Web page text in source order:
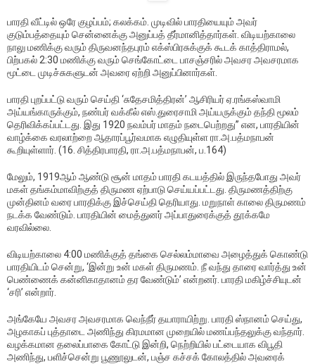
பாரதி வீட்டில் ஒரே குழப்பம்; கலக்கம். முடிவில் பாரதியையும் அவர்
குடும்பத்தையும் சென்னைக்கு அனுப்பத் தீர்மானித்தார்கள். விடியற்காலை
நாலு மணிக்கு வரும் திருவனந்தபுரம் எக்ஸ்பிரசுக்குக் கூடக் காத்திராமல்,
பிற்பகல் 2:30 மணிக்கு வரும் செங்கோட்டை பாசஞ்சரில் அவசர அவசரமாக
மூட்டை முடிச்சுகளுடன் அவரை ஏற்றி அனுப்பினார்கள்.
பாரதி புறப்பட்டு வரும் செய்தி ‘சுதேசமித்திரன்’ ஆசிரியர் ஏ.ரங்கஸ்வாமி
அய்யங்காருக்கும், நண்பர் வக்கீல் எஸ்.துரைசாமி அய்யருக்கும் தந்தி மூலம்
தெரிவிக்கப்பட்டது. இது 1920 நவம்பர் மாதம் நடைபெற்றது’’ என, பாரதியின்
வாழ்க்கை வரலாற்றை ஆதாரப்பூர்வமாக எழுதியுள்ள ரா.அ.பத்மநாபன்
கூறியுள்ளார். (16. சித்திரபாரதி, ரா.அ.பத்மநாபன், ப.164)
மேலும், 1919ஆம் ஆண்டு சூன் மாதம் பாரதி கடயத்தில் இருந்தபோது அவர்
மகள் தங்கம்மாவிற்குத் திருமண ஏற்பாடு செய்யப்பட்டது. திருமணத்திற்கு
முன்தினம் வரை பாரதிக்கு இச்செய்தி தெரியாது. மறுநாள் காலை திருமணம்
நடக்க வேண்டும். பாரதியின் மைத்துனர் அப்பாதுரைக்குத் தூக்கமே
வரவில்லை.
விடியற்காலை 4:00 மணிக்குத் தங்கை செல்லம்மாவை அழைத்துக் கொண்டு
பாரதியிடம் சென்று, ‘இன்று உன் மகள் திருமணம். நீ வந்து தாரை வார்த்து உன்
பெண்ணைக் கன்னிகாதானம் தர வேண்டும்’ என்றனர். பாரதி மகிழ்ச்சியுடன்
‘சரி’ என்றார்.
அங்கேயே அவசர அவசரமாக வெந்நீர் தயாராயிற்று. பாரதி ஸ்நானம் செய்து,
அழகாகப் புத்தாடை அணிந்து கிரமமான முறையில் மணப்பந்தலுக்கு வந்தார்.
வழக்கமான தலைப்பாகை கோட்டு இன்றி, நெற்றியில் பட்டையாக விபூதி
அணிந்து, பளிச்சென்று பூணூலுடன், பஞ்ச கச்சக் கோலத்தில் அவரைக்